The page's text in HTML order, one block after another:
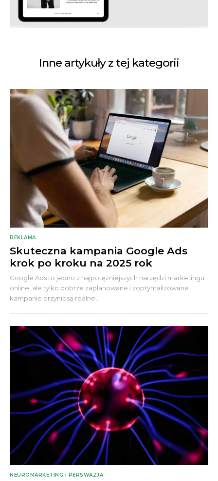
Inne artykuły z tej kategorii
REKLAMA
Skuteczna kampania Google Ads
krok po kroku na 2025 rok
Google Ads to jedno z najpotężniejszych narzędzi marketingu
online, ale tylko dobrze zaplanowane i zoptymalizowane
kampanie przyniosą realne...
NEUROMARKETING I PERSWAZJA